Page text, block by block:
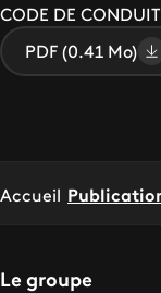
CODE DE
PDF (0.41 Mo)
Accueil
Le groupe